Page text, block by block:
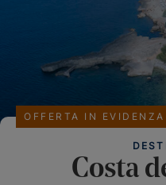
Costa
OFFERTA IN EVIDENZA